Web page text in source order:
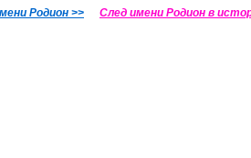
Родион >>
След имени Родион в